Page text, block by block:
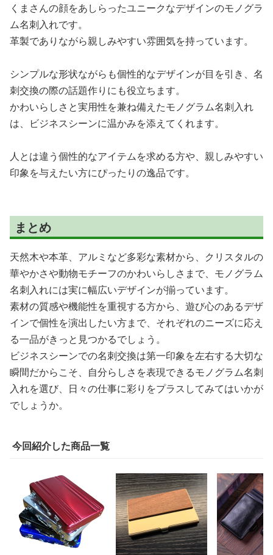
くまさんの顔をあしらったユニークなデザインのモノグラ
ム名刺入れです。
革製でありながら親しみやすい雰囲気を持っています。
シンプルな形状ながらも個性的なデザインが目を引き、名
刺交換の際の話題作りにも役立ちます。
かわいらしさと実用性を兼ね備えたモノグラム名刺入れ
は、ビジネスシーンに温かみを添えてくれます。
人とは違う個性的なアイテムを求める方や、親しみやすい
印象を与えたい方にぴったりの逸品です。
まとめ
天然木や本革、アルミなど多彩な素材から、クリスタルの
華やかさや動物モチーフのかわいらしさまで、モノグラム
名刺入れには実に幅広いデザインが揃っています。
素材の質感や機能性を重視する方から、遊び心のあるデザ
インで個性を演出したい方まで、それぞれのニーズに応え
る一品がきっと見つかるでしょう。
ビジネスシーンでの名刺交換は第一印象を左右する大切な
瞬間だからこそ、自分らしさを表現できるモノグラム名刺
入れを選び、日々の仕事に彩りをプラスしてみてはいかが
でしょうか。
今回紹介した商品一覧